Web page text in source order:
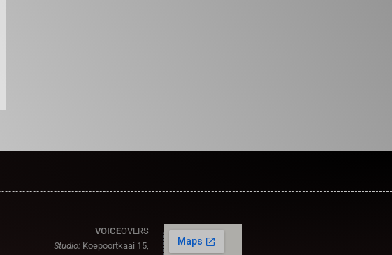
VOICEOVERS
Studio:Koepoortkaai 15,